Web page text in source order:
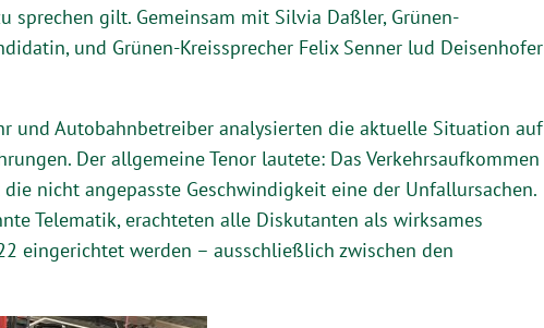
gilt. Gemeinsam mit Silvia Daßler, Grünen-
und Grünen-Kreissprecher Felix Senner lud Deisenhofer
und Autobahnbetreiber analysierten die aktuelle Situation auf
Der allgemeine Tenor lautete: Das Verkehrsaufkommen
nicht angepasste Geschwindigkeit eine der Unfallursachen.
Telematik, erachteten alle Diskutanten als wirksames
eingerichtet werden – ausschließlich zwischen den